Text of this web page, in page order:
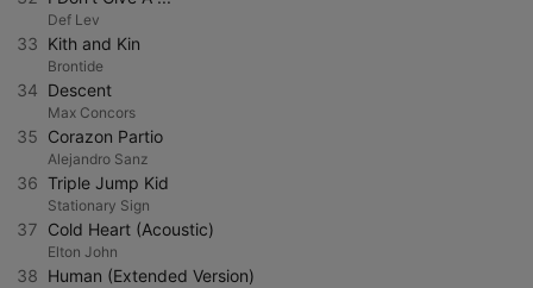
Def Lev
33 Kith and Kin
Brontide
34 Descent
Max Concors
35 Corazon Partio
Alejandro Sanz
36 Triple Jump Kid
Stationary Sign
37 Cold Heart (Acoustic)
Elton John
38 Human (Extended Version)